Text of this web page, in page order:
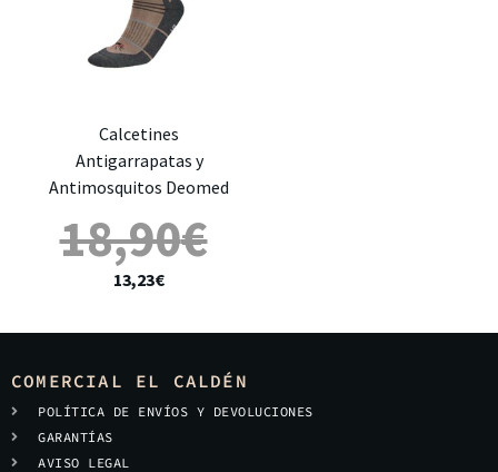
Calcetines
Antigarrapatas y
Antimosquitos Deomed
18,90€
13,23€
COMERCIAL EL CALDÉN
POLÍTICA DE ENVÍOS Y DEVOLUCIONES
GARANTÍAS
AVISO LEGAL